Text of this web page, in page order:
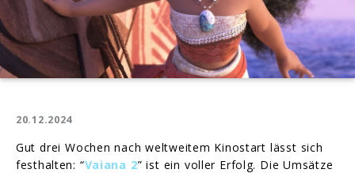
20.12.2024
Gut drei Wochen nach weltweitem Kinostart lässt sich
festhalten: “Vaiana 2” ist ein voller Erfolg. Die Umsätze